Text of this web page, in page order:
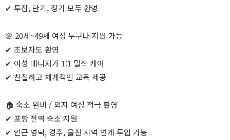
✔ 투잡, 단기, 장기 모두 환영
🌸 20세~49세 여성 누구나 지원 가능
✔ 초보자도 환영
✔ 여성 매니저가 1:1 밀착 케어
✔ 친절하고 체계적인 교육 제공
🏠 숙소 완비 / 외지 여성 적극 환영
✔ 포항 전역 숙소 지원
✔ 인근 영덕, 경주, 울진 지역 연계 투입 가능